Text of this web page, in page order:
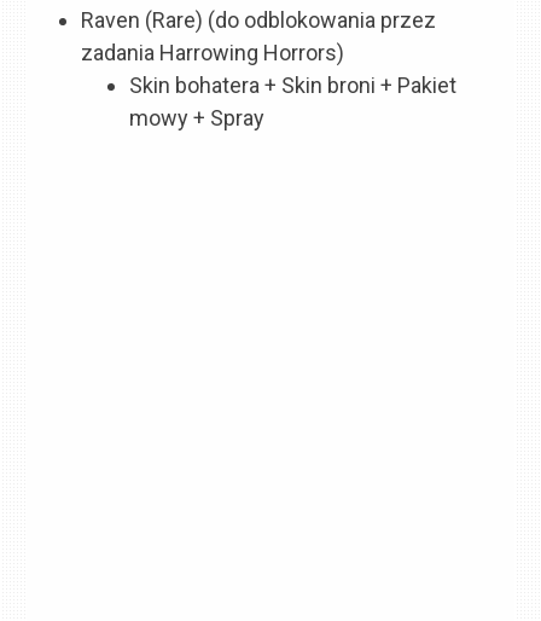
Raven (Rare) (do odblokowania przez
zadania Harrowing Horrors)
Skin bohatera + Skin broni + Pakiet
mowy + Spray